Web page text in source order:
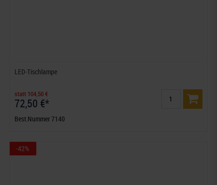
LED-Tischlampe
statt 104,50 €
72,50 €*
Best.Nummer 7140
-42%